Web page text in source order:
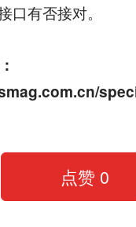
有否接对。
点赞 0